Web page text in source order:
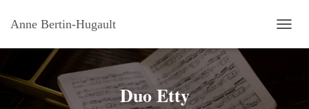
Anne Bertin-Hugault
Duo Etty